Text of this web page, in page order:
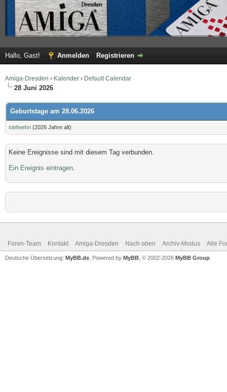
Hallo, Gast! Anmelden Registrieren
Amiga-Dresden › Kalender › Default Calendar
28 Juni 2026
Geburtstage am 28.06.2026
stefwehn (2026 Jahre alt)
Keine Ereignisse sind mit diesem Tag verbunden.
Ein Ereignis eintragen
Foren-Team Kontakt Amiga-Dresden Nach oben Archiv-Modus Alle
Deutsche Übersetzung: MyBB.de , Powered by MyBB , © 2002-2026 MyBB Group